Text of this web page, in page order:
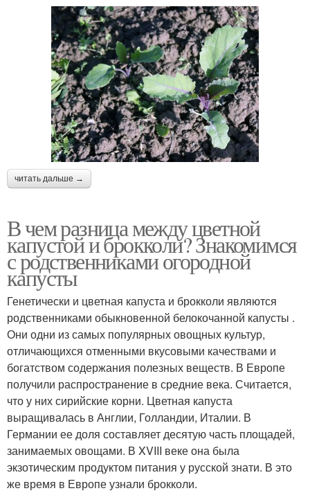
читать дальше →
В чем разница между цветной
капустой и брокколи? Знакомимся
с родственниками огородной
капусты
Генетически и цветная капуста и брокколи являются
родственниками обыкновенной белокочанной капусты .
Они одни из самых популярных овощных культур,
отличающихся отменными вкусовыми качествами и
богатством содержания полезных веществ. В Европе
получили распространение в средние века. Считается,
что у них сирийские корни. Цветная капуста
выращивалась в Англии, Голландии, Италии. В
Германии ее доля составляет десятую часть площадей,
занимаемых овощами. В XVIII веке она была
экзотическим продуктом питания у русской знати. В это
же время в Европе узнали брокколи.